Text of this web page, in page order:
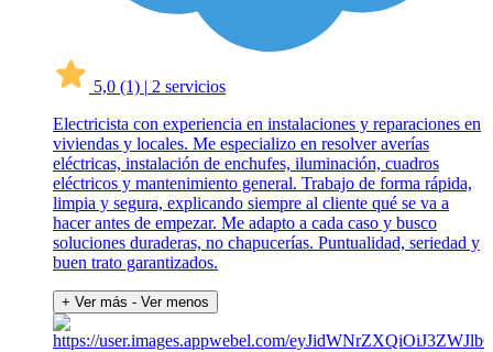
5,0 (1) | 2 servicios
Electricista con experiencia en instalaciones y reparaciones en
viviendas y locales. Me especializo en resolver averías
eléctricas, instalación de enchufes, iluminación, cuadros
eléctricos y mantenimiento general. Trabajo de forma rápida,
limpia y segura, explicando siempre al cliente qué se va a
hacer antes de empezar. Me adapto a cada caso y busco
soluciones duraderas, no chapucerías. Puntualidad, seriedad y
buen trato garantizados.
+ Ver más - Ver menos